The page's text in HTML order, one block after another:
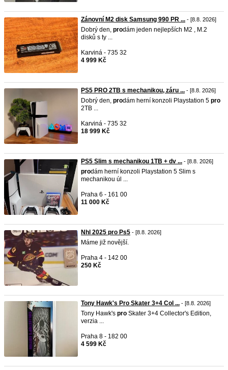
Zánovní M2 disk Samsung 990 PR ... - [8.8. 2026]
Dobrý den, prodám jeden nejlepších M2 , M.2
disků s ty ...
Karviná - 735 32
4 999 Kč
PS5 PRO 2TB s mechanikou, záru ... - [8.8. 2026]
Dobrý den, prodám herní konzoli Playstation 5 pro
2TB ...
Karviná - 735 32
18 999 Kč
PS5 Slim s mechanikou 1TB + dv ... - [8.8. 2026]
prodám herní konzoli Playstation 5 Slim s
mechanikou úl ...
Praha 6 - 161 00
11 000 Kč
Nhl 2025 pro Ps5 - [8.8. 2026]
Máme již novější.
Praha 4 - 142 00
250 Kč
Tony Hawk's Pro Skater 3+4 Col ... - [8.8. 2026]
Tony Hawk's pro Skater 3+4 Collector's Edition,
verzia ...
Praha 8 - 182 00
4 599 Kč